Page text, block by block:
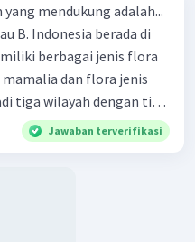
b. Menara Kudus c. Candi
dikenal dengan kerajaan
Angkatan darat yang
besar 7. Berikut ini yang
b. Pelabuhan c. Danau d.
…. a. Lembah b. Teluk c.
mendukung adalah...
B. Indonesia berada di
berbagai jenis flora
dan flora jenis
tiga wilayah dengan tipe
Jawaban terverifikasi